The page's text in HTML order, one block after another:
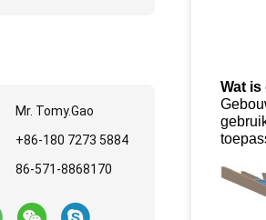
Mr. Tomy.Gao
+86-180 7273 5884
86-571-8868170
Wat